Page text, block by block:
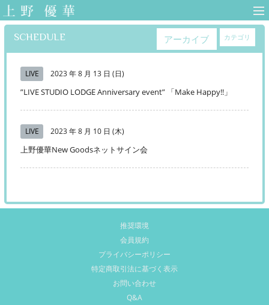
上野優華 オフィ
シャルサイト-
SCHEDULE カテゴリ
アーカイブ
LIVE 2023 年 8 月 13 日 (日)
”LIVE STUDIO LODGE Anniversary event” 「Make Happy!!」
LIVE 2023 年 8 月 10 日 (木)
上野優華New Goodsネットサイン会
推奨環境
会員規約
プライバシーポリシー
特定商取引法に基づく表示
お問い合わせ
Q&A